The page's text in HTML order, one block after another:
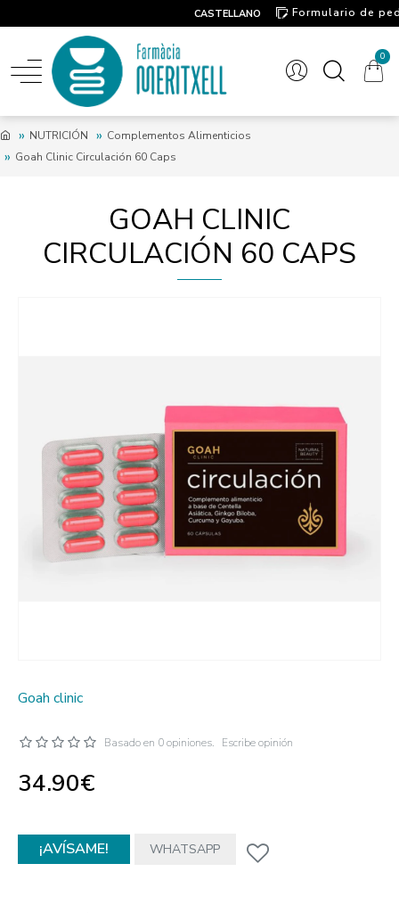
CASTELLANO
Formulario de
0
NUTRICIÓN
Complementos Alimenticios
Goah Clinic Circulación 60 Caps
GOAH CLINIC
CIRCULACIÓN 60 CAPS
Goah clinic
Basado en 0 opiniones. Escribe opinión
34.90€
¡AVÍSAME! WHATSAPP